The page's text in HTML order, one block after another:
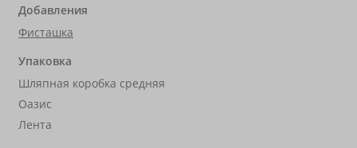
Добавления
Фисташка
Упаковка
Шляпная коробка средняя
Оазис
Лента